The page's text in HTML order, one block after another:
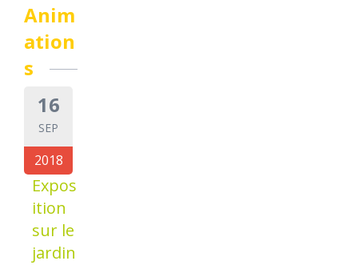
Anim
ation
s
16
SEP
2018
Expos
ition
sur le
jardin